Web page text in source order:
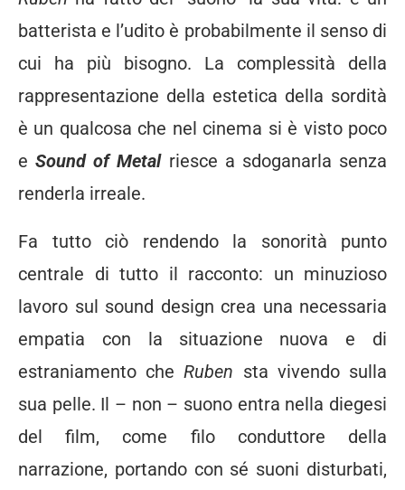
batterista e l’udito è probabilmente il senso di
cui ha più bisogno. La complessità della
rappresentazione della estetica della sordità
è un qualcosa che nel cinema si è visto poco
eSound of Metalriesce a sdoganarla senza
renderla irreale.
Fa tutto ciò rendendo la sonorità punto
centrale di tutto il racconto: un minuzioso
lavoro sul sound design crea una necessaria
empatia con la situazione nuova e di
estraniamento cheRuben sta vivendo sulla
sua pelle. Il – non – suono entra nella diegesi
del film, come filo conduttore della
narrazione, portando con sé suoni disturbati,